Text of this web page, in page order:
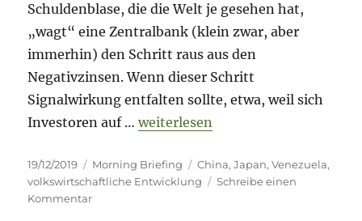
Schuldenblase, die die Welt je gesehen hat,
„wagt“ eine Zentralbank (klein zwar, aber
immerhin) den Schritt raus aus den
Negativzinsen. Wenn dieser Schritt
Signalwirkung entfalten sollte, etwa, weil sich
Investoren auf …„Morning Briefing 19. Dezember
weiterlesen
Veröffentlicht
am
19/12/2019 Kategorien
Morning Briefing Schlagwörter
China,Japan,Venezuela,
volkswirtschaftliche Entwicklung
Schreibe einen
Kommentarzu